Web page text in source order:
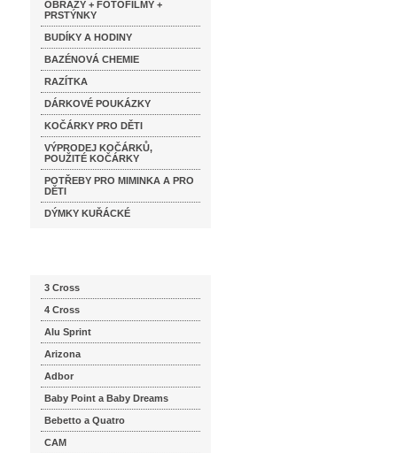
OBRAZY + FOTOFILMY +
PRSTÝNKY
BUDÍKY A HODINY
BAZÉNOVÁ CHEMIE
RAZÍTKA
DÁRKOVÉ POUKÁZKY
KOČÁRKY PRO DĚTI
VÝPRODEJ KOČÁRKŮ,
POUŽITÉ KOČÁRKY
POTŘEBY PRO MIMINKA A PRO
DĚTI
DÝMKY KUŘÁCKÉ
3 Cross
4 Cross
Alu Sprint
Arizona
Adbor
Baby Point a Baby Dreams
Bebetto a Quatro
CAM